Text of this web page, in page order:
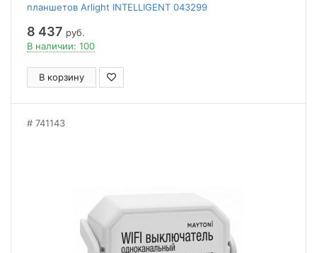
планшетов Arlight INTELLIGENT 043299
8 437 руб.
В наличии: 100
В корзину
741143